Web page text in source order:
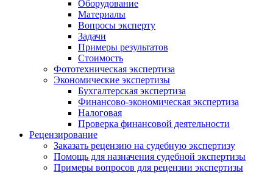
Оборудование
Материалы
Вопросы эксперту
Задачи
Примеры результатов
Стоимость
Фототехническая экспертиза
Экономические экспертизы
Бухгалтерская экспертиза
Финансово-экономическая экспертиза
Налоговая
Проверка финансовой деятельности
Рецензирование
Заказать рецензию на судебную экспертизу
Помощь для назначения судебной экспертизы
Примеры вопросов для рецензии экспертизы